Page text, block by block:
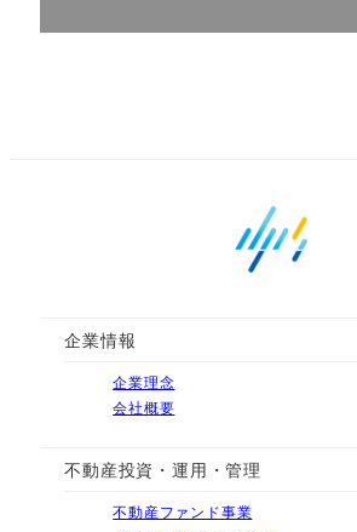
企業情報
企業理念
会社概要
不動産投資・運用・管理
不動産ファンド事業